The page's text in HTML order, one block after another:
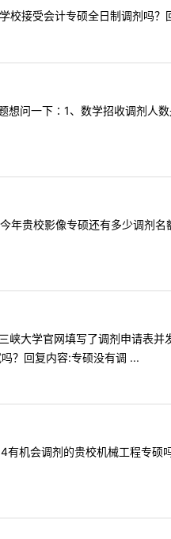
接受会计专硕全日制调剂吗？
问一下∶1、数学招收调剂人
贵校影像专硕还有多少调剂
大学官网填写了调剂申请表并
？回复内容:专硕没有调 ...
机会调剂的贵校机械工程专硕